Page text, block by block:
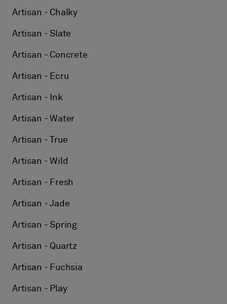
Artisan - Chalky
Artisan - Slate
Artisan - Concrete
Artisan - Ecru
Artisan - Ink
Artisan - Water
Artisan - True
Artisan - Wild
Artisan - Fresh
Artisan - Jade
Artisan - Spring
Artisan - Quartz
Artisan - Fuchsia
Artisan - Play